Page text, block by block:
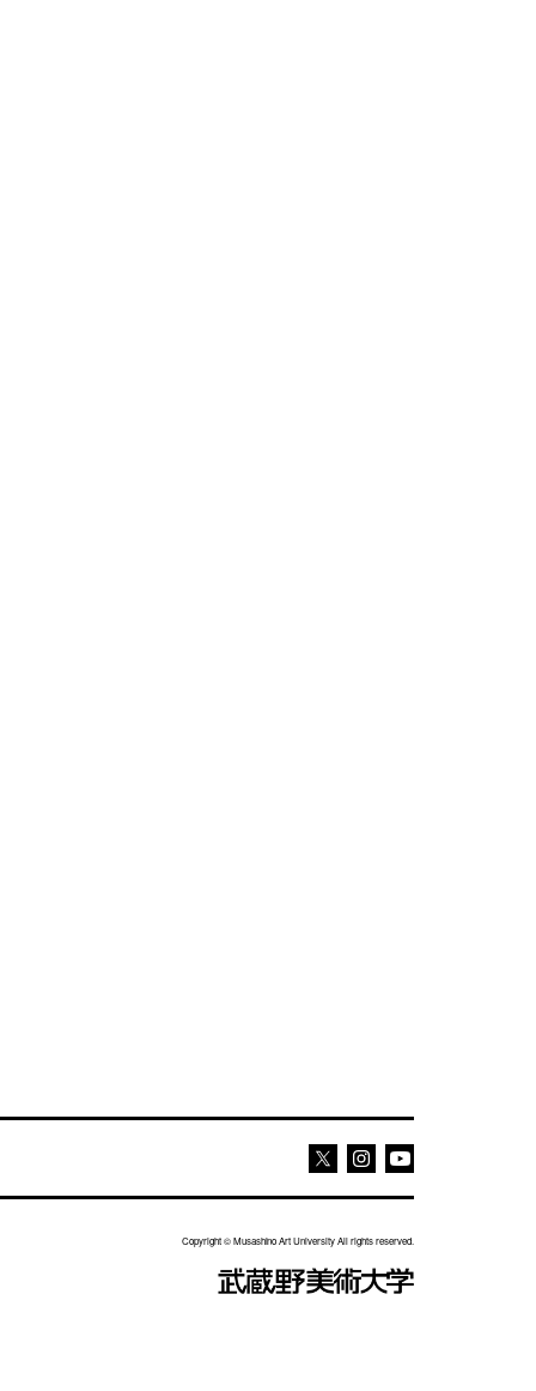
Youtube
Copyright © Musashino Art University All rights reserved.